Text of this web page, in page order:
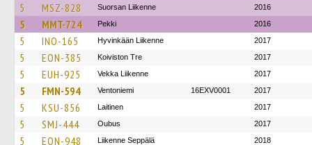
5 MSZ-828 Suorsan Liikenne 2016
5 MMT-724 Pekki 2016
5 INO-165 Hyvinkään Liikenne 2017
5 EON-385 Koiviston Tre 2017
5 EUH-925 Vekka Liikenne 2017
5 FMN-594 Ventoniemi 16EXV0001 2017
5 KSU-856 Laitinen 2017
5 SMJ-444 Oubus 2017
5 EON-948 Liikenne Seppälä 2018